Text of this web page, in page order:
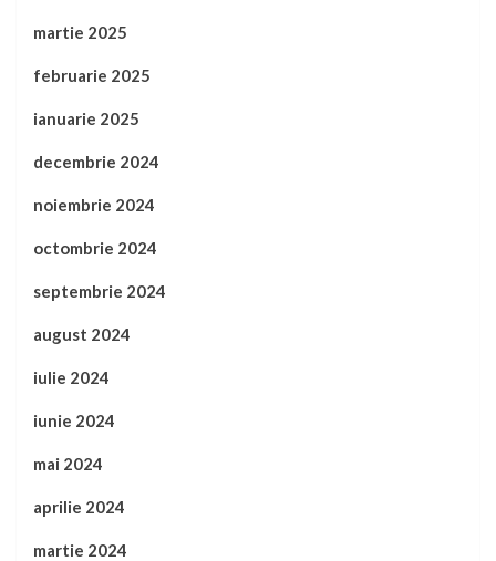
martie 2025
februarie 2025
ianuarie 2025
decembrie 2024
noiembrie 2024
octombrie 2024
septembrie 2024
august 2024
iulie 2024
iunie 2024
mai 2024
aprilie 2024
martie 2024